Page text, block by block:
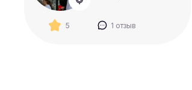
5 1 отзыв